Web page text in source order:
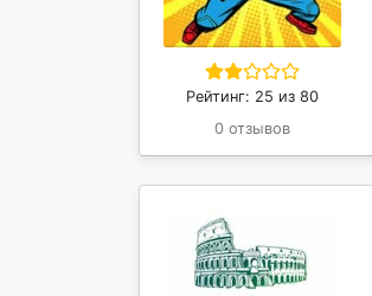
Рейтинг: 25 из 80
0 отзывов